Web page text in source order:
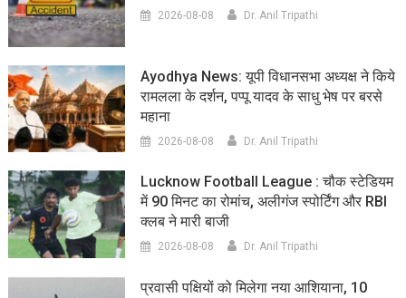
2026-08-08 Dr. Anil Tripathi
Ayodhya News: यूपी विधानसभा अध्यक्ष ने किये
रामलला के दर्शन, पप्पू यादव के साधु भेष पर बरसे
महाना
2026-08-08 Dr. Anil Tripathi
Lucknow Football League : चौक स्टेडियम
में 90 मिनट का रोमांच, अलीगंज स्पोर्टिंग और RBI
क्लब ने मारी बाजी
2026-08-08 Dr. Anil Tripathi
प्रवासी पक्षियों को मिलेगा नया आशियाना, 10